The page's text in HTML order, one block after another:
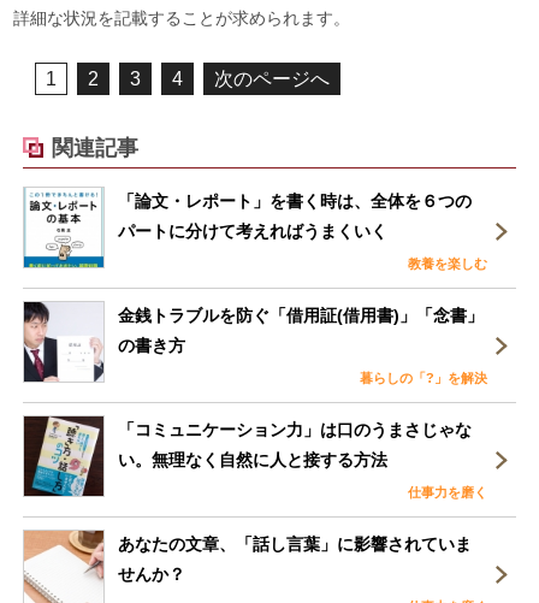
詳細な状況を記載することが求められます。
1 2 3 4 次のページへ
関連記事
「論文・レポート」を書く時は、全体を６つの
パートに分けて考えればうまくいく
教養を楽しむ
金銭トラブルを防ぐ「借用証(借用書)」「念書」
の書き方
暮らしの「?」を解決
「コミュニケーション力」は口のうまさじゃな
い。無理なく自然に人と接する方法
仕事力を磨く
あなたの文章、「話し言葉」に影響されていま
せんか？